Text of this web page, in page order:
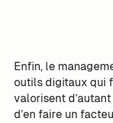
Enfin, le
outils digitaux qui
valorisent
d’en faire un